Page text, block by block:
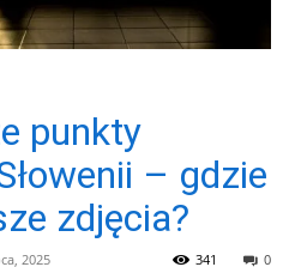
punkty
– gdzie
zdjęcia?
2025 0
341